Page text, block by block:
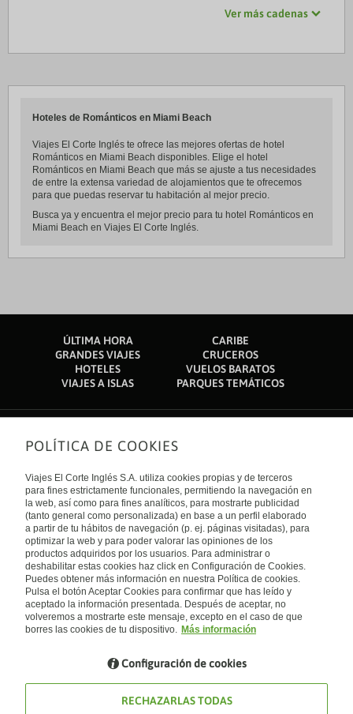
Ver más cadenas
Hoteles de Románticos en Miami Beach
Viajes El Corte Inglés te ofrece las mejores ofertas de hotel
Románticos en Miami Beach disponibles. Elige el hotel
Románticos en Miami Beach que más se ajuste a tus necesidades
de entre la extensa variedad de alojamientos que te ofrecemos
para que puedas reservar tu habitación al mejor precio.
Busca ya y encuentra el mejor precio para tu hotel Románticos en
Miami Beach en Viajes El Corte Inglés.
ÚLTIMA HORA
CARIBE
GRANDES VIAJES
CRUCEROS
HOTELES
VUELOS BARATOS
VIAJES A ISLAS
PARQUES TEMÁTICOS
Sobre nosotros
Quiénes somos
Financiación
Sostenibilidad
Turismo accesible
Tarjeta El Corte Inglés
Trabaja con nosotros
El Corte Inglés
Canal Ético
Enlaces de interés
Guías de viaje
Catálogos
Auto check-in
Condiciones Generales
Política de privacidad
Política de cookies
Accesibilidad
Empresas/ Grupos
Internacional
España
Visita nuestro blog
Blog de Viajes el Corte inglés
POLÍTICA DE COOKIES
Viajes El Corte Inglés S.A. utiliza cookies propias y de terceros
para fines estrictamente funcionales, permitiendo la navegación en
la web, así como para fines analíticos, para mostrarte publicidad
(tanto general como personalizada) en base a un perfil elaborado
a partir de tu hábitos de navegación (p. ej. páginas visitadas), para
optimizar la web y para poder valorar las opiniones de los
productos adquiridos por los usuarios. Para administrar o
deshabilitar estas cookies haz click en Configuración de Cookies.
Puedes obtener más información en nuestra Política de cookies.
Pulsa el botón Aceptar Cookies para confirmar que has leído y
aceptado la información presentada. Después de aceptar, no
volveremos a mostrarte este mensaje, excepto en el caso de que
borres las cookies de tu dispositivo. Más información
Configuración de cookies
RECHAZARLAS TODAS